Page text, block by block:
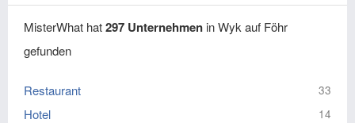
MisterWhat hat297 Unternehmen in Wyk auf Föhr
gefunden
Restaurant 33
Hotel 14